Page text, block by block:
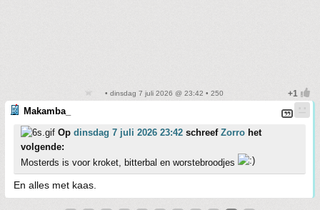
• dinsdag 7 juli 2026 @ 23:42 • 250
Makamba_
Op dinsdag 7 juli 2026 23:42 schreef Zorro het
volgende:
Mosterds is voor kroket, bitterbal en worstebroodjes
En alles met kaas.